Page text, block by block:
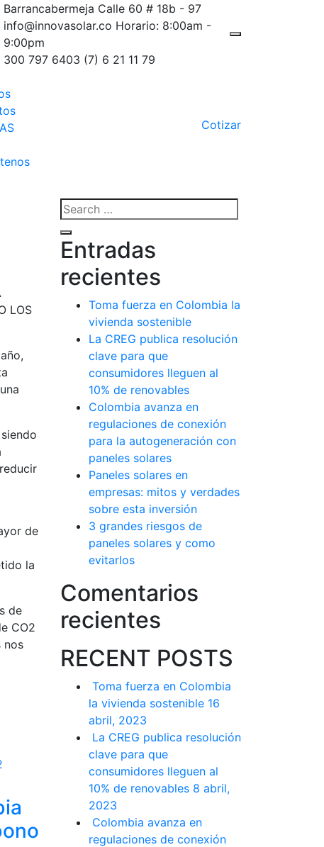
Barrancabermeja Calle 60 # 18b - 97
info@innovasolar.co Horario: 8:00am -
9:00pm
300 797 6403 (7) 6 21 11 79
Cotizar
LOS
siendo
de
la
de
CO2
nos
Search
for:
Search
Entradas
recientes
Toma fuerza en Colombia la
vivienda sostenible
La CREG publica resolución
clave para que
consumidores lleguen al
10% de renovables
Colombia avanza en
regulaciones de conexión
para la autogeneración con
paneles solares
Paneles solares en
empresas: mitos y verdades
sobre esta inversión
3 grandes riesgos de
paneles solares y como
evitarlos
Comentarios
recientes
RECENT POSTS
Toma fuerza en Colombia
la vivienda sostenible 16
abril, 2023
La CREG publica resolución
clave para que
consumidores lleguen al
10% de renovables 8 abril,
2023
Colombia avanza en
regulaciones de conexión